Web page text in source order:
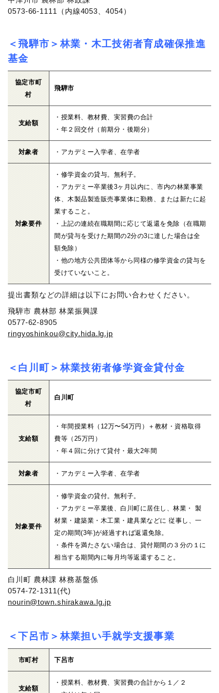
0573-66-1111（内線4053、4054）
＜飛騨市＞林業・木工技術者育成確保推進
基金
協定市町
村
飛騨市
支給額
・授業料、教材費、実習費の合計
・年２回交付（前期分・後期分）
対象者 ・アカデミー入学者、在学者
対象要件
・修学資金の貸与。無利子。
・アカデミー卒業後3ヶ月以内に、市内の林業事業
体、木製品製造販売事業体に勤務、または新たに起
業すること。
・上記の連続在職期間に応じて返還を免除（在職期
間が貸与を受けた期間の2分の3に達した場合は全
額免除）
・他の地方公共団体等から同様の修学資金の貸与を
受けていないこと。
提出書類などの詳細は以下にお問い合わせください。
飛騨市 農林部 林業振興課
0577-62-8905
ringyoshinkou@city.hida.lg.jp
＜白川町＞林業技術者修学資金貸付金
協定市町
村
白川町
支給額
・年間授業料（12万〜54万円）＋教材・資格取得
費等（25万円）
・年４回に分けて貸付・最大2年間
対象者 ・アカデミー入学者、在学者
対象要件
・修学資金の貸付。無利子。
・アカデミー卒業後、白川町に居住し、林業・ 製
材業・建築業・木工業・建具業などに 従事し、一
定の期間(3年)が経過すれば返還免除。
・条件を満たさない場合は、貸付期間の３分の１に
相当する期間内に毎月均等返還すること。
白川町 農林課 林務基盤係
0574-72-1311(代)
nourin@town.shirakawa.lg.jp
＜下呂市＞林業担い手就学支援事業
市町村 下呂市
支給額
・授業料、教材費、実習費の合計から１／２